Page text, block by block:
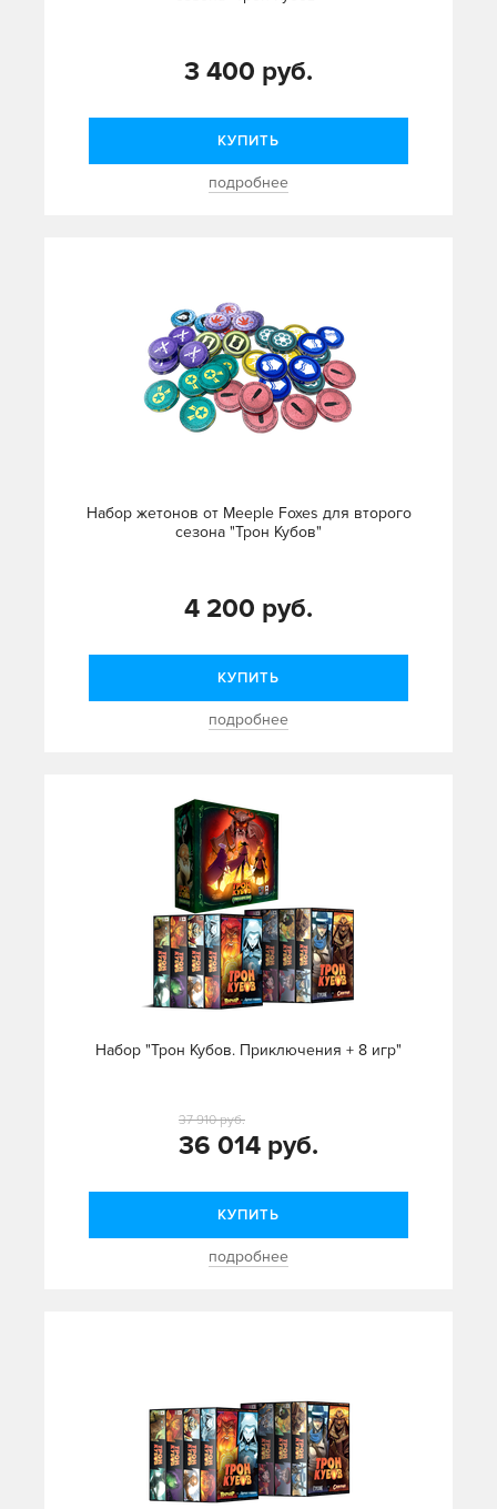
3 400 руб.
КУПИТЬ
подробнее
Набор жетонов от Meeple Foxes для второго
сезона "Трон Кубов"
4 200 руб.
КУПИТЬ
подробнее
Набор "Трон Кубов. Приключения + 8 игр"
36 014 руб.
37 910 руб.
КУПИТЬ
подробнее